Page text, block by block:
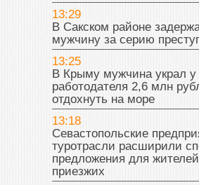
13:29
В Сакском районе
мужчину за серию
13:25
В Крыму мужчина украл у
работодателя 2,6 млн
отдохнуть на море
13:18
Севастопольские
туротрасли расширили
предложения для
приезжих